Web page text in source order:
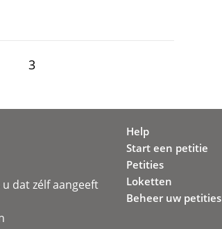
3
dat zélf aangeeft
Help
Start een petitie
Petities
Loketten
Beheer uw petities